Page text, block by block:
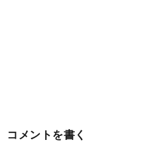
コメントを書く